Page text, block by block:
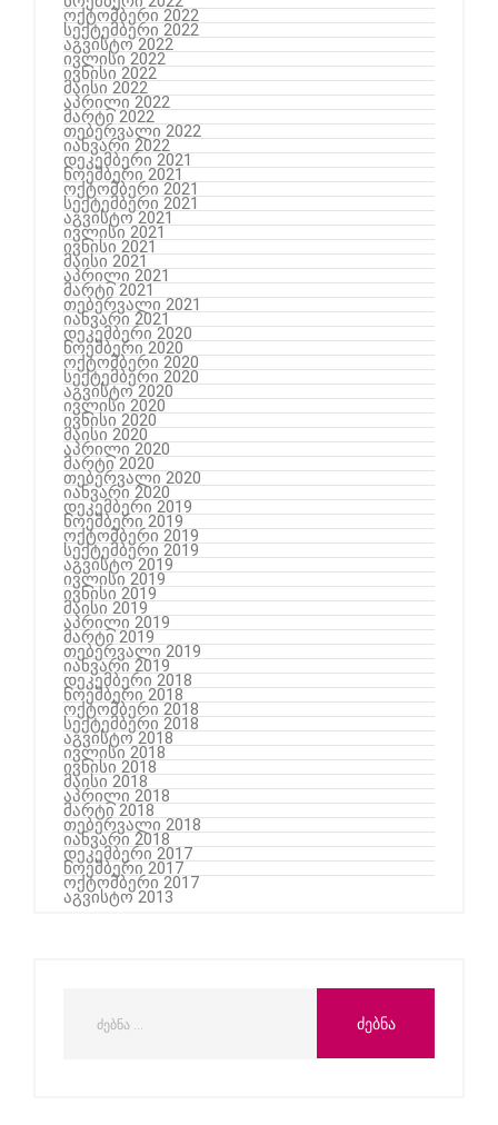
ოქტომბერი 2022
სექტემბერი 2022
აგვისტო 2022
ივლისი 2022
ივნისი 2022
მაისი 2022
აპრილი 2022
მარტი 2022
თებერვალი 2022
იანვარი 2022
დეკემბერი 2021
ნოემბერი 2021
ოქტომბერი 2021
სექტემბერი 2021
აგვისტო 2021
ივლისი 2021
ივნისი 2021
მაისი 2021
აპრილი 2021
მარტი 2021
თებერვალი 2021
იანვარი 2021
დეკემბერი 2020
ნოემბერი 2020
ოქტომბერი 2020
სექტემბერი 2020
აგვისტო 2020
ივლისი 2020
ივნისი 2020
მაისი 2020
აპრილი 2020
მარტი 2020
თებერვალი 2020
იანვარი 2020
დეკემბერი 2019
ნოემბერი 2019
ოქტომბერი 2019
სექტემბერი 2019
აგვისტო 2019
ივლისი 2019
ივნისი 2019
მაისი 2019
აპრილი 2019
მარტი 2019
თებერვალი 2019
იანვარი 2019
დეკემბერი 2018
ნოემბერი 2018
ოქტომბერი 2018
სექტემბერი 2018
აგვისტო 2018
ივლისი 2018
ივნისი 2018
მაისი 2018
აპრილი 2018
მარტი 2018
თებერვალი 2018
იანვარი 2018
დეკემბერი 2017
ნოემბერი 2017
ოქტომბერი 2017
აგვისტო 2013